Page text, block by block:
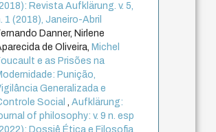
Revista Aufklärung. v. 5,
1 (2018), Janeiro-Abril
Danner, Nirlene
de Oliveira, Michel
e as Prisões na
Punição,
Generalizada e
Social,Aufklärung:
of philosophy: v. 9 n. esp
Dossiê Ética e Filosofia